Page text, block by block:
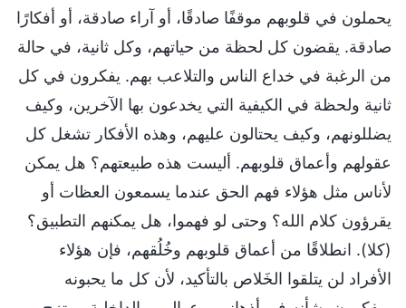
يحملون في قلوبهم موقفًا صادقًا، أو آراء صادقة، أو أفكارًا
صادقة. يقضون كل لحظة من حياتهم، وكل ثانية، في حالة
من الرغبة في خداع الناس والتلاعب بهم. يفكرون في كل
ثانية ولحظة في الكيفية التي يخدعون بها الآخرين، وكيف
يضللونهم، وكيف يحتالون عليهم، وهذه الأفكار تشغل كل
عقولهم وأعماق قلوبهم. أليست هذه طبيعتهم؟ هل يمكن
لأناس مثل هؤلاء فهم الحق عندما يسمعون العظات أو
يقرؤون كلام الله؟ وحتى لو فهموا، هل يمكنهم التطبيق؟
(كلا). انطلاقًا من أعماق قلوبهم وخُلُقهم، فإن هؤلاء
الأفراد لن يتلقوا الخَلاص بالتأكيد، لأن كل ما يحبونه